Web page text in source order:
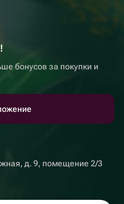
бонусов за покупки и
д. 9, помещение 2/3